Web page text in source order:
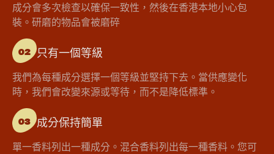
成分會多次檢查以確保一致性，然後在香港本地小心包
裝。研磨的物品會被磨碎
02 只有一個等級
我們為每種成分選擇一個等級並堅持下去。當供應變化
時，我們會改變來源或等待，而不是降低標準。
03 成分保持簡單
單一香料列出一種成分。混合香料列出每一種香料。您可